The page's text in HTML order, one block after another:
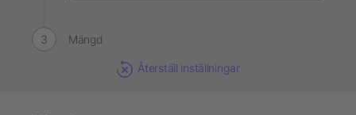
Mängd
Återställ inställningar